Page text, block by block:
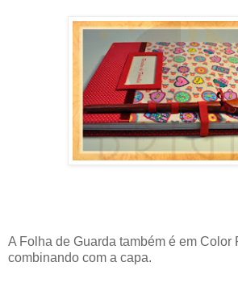
A Folha de Guarda também é em Color
combinando com a capa.